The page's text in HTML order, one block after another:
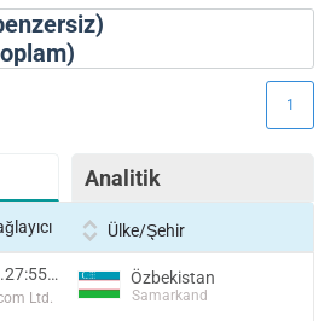
Analitik
1
Ülke/Şehir
92.38.39.27:55300
Ltd.
Özbekistan
Samarkand